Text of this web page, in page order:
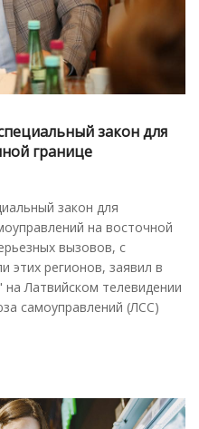
закон для
границе
закон для
на восточной
вызовов, с
этих регионов, заявил в
Латвийском телевидении
самоуправлений (ЛСС)